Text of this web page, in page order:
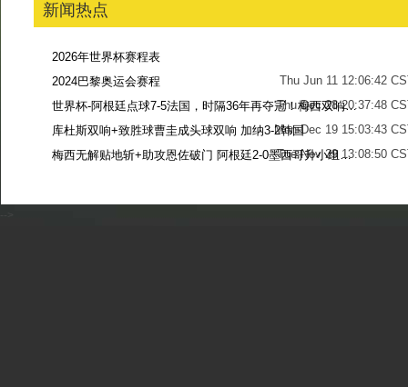
新闻热点
2026年世界杯赛程表
Thu Jun 11 12:06:42
2024巴黎奥运会赛程
Thu Dec 28 20:37:48
世界杯-阿根廷点球7-5法国，时隔36年再夺冠！梅西双响姆巴佩戴帽
Mon Dec 19 15:03:43
库杜斯双响+致胜球曹圭成头球双响 加纳3-2韩国
Tue Nov 29 13:08:50
梅西无解贴地斩+助攻恩佐破门 阿根廷2-0墨西哥升小组第二